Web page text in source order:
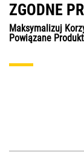
ZGODNE
Maksymalizuj
Powiązane